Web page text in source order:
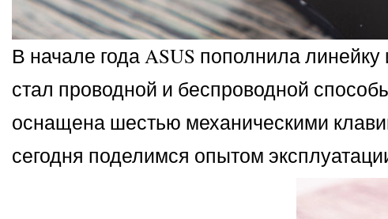
В начале года ASUS пополнила
стал проводной и беспроводной
оснащена шестью механическими
сегодня поделимся опытом